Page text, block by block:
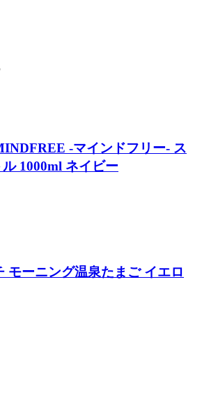
-マインドフリー- ス
1000ml ネイビー
モーニング温泉たまご イエロ